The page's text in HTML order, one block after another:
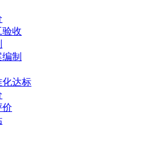
验收
制
化达标
价